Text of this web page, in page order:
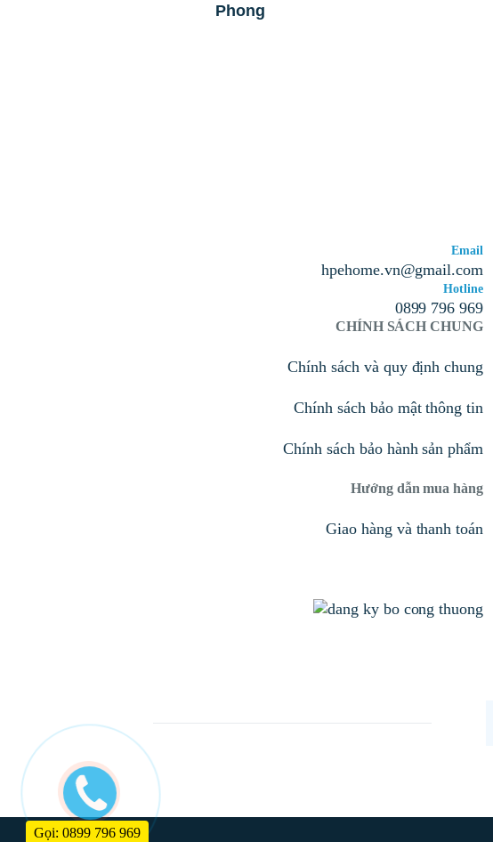
Phong
Email
hpehome.vn@gmail.com
Hotline
0899 796 969
CHÍNH SÁCH CHUNG
Chính sách và quy định chung
Chính sách bảo mật thông tin
Chính sách bảo hành sản phẩm
Hướng dẫn mua hàng
Giao hàng và thanh toán
Gọi: 0899 796 969